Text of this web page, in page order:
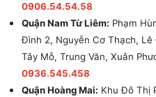
0906.54.54.58
Quận Nam Từ Liêm: Phạm
Đình 2, Nguyễn Cơ Thạch,
Tây Mỗ, Trung Văn, Xuân
0936.545.458
Quận Hoàng Mai: Khu Đô Thị